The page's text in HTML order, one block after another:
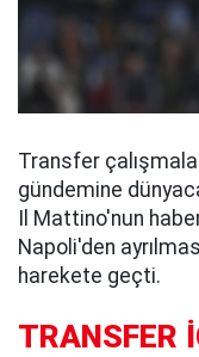
Transfer
gündemine
Il Mattino'nun
Napoli'den
harekete geçti.
TRANSFER